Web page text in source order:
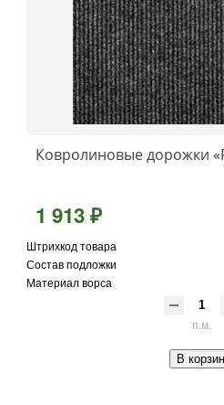
Ковролиновые дорожки
1 913 ₽
Штрихкод товара
Состав подложки
Материал ворса
п.м.
В